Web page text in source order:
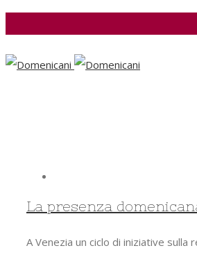
La presenza
A Venezia un ciclo di iniziative sulla